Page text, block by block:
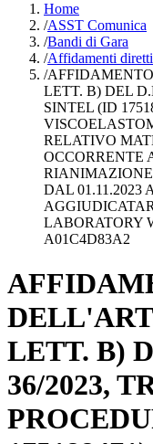
Home
/ASST Comunica
/Bandi di Gara
/Affidamenti
/
LETT. B) DEL
SINTEL (ID
RELATIVO
OCCORRENTE
RIANIMAZIONE
DAL 01.11.2023
LABORATORY
A01C4D83A2
LETT. B)
36/2023,